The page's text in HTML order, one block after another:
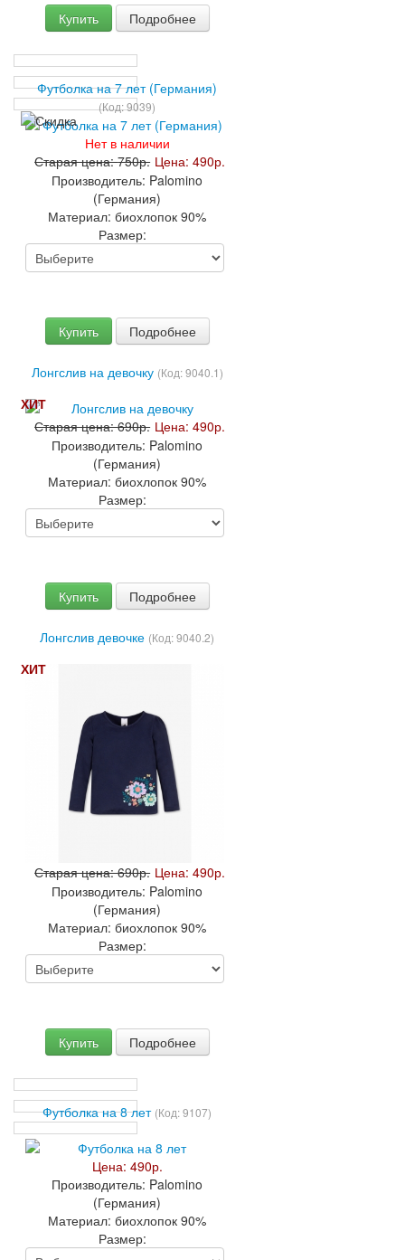
Купить Подробнее
Футболка на 7 лет (Германия)
(Код:9039)
Нет в наличии
Старая цена:750р. Цена: 490р.
Производитель: Palomino
(Германия)
Материал: биохлопок 90%
Размер:
Купить Подробнее
Лонгслив на девочку (Код:9040.1)
ХИТ
Старая цена:690р. Цена: 490р.
Производитель: Palomino
(Германия)
Материал: биохлопок 90%
Размер:
Купить Подробнее
Лонгслив девочке (Код:9040.2)
ХИТ
Старая цена:690р. Цена: 490р.
Производитель: Palomino
(Германия)
Материал: биохлопок 90%
Размер:
Купить Подробнее
Футболка на 8 лет (Код:9107)
Цена: 490р.
Производитель: Palomino
(Германия)
Материал: биохлопок 90%
Размер: